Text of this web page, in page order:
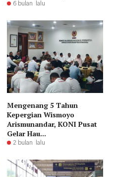
6 bulan lalu
Mengenang 5 Tahun
Kepergian Wismoyo
Arismunandar, KONI Pusat
Gelar Hau...
2 bulan lalu